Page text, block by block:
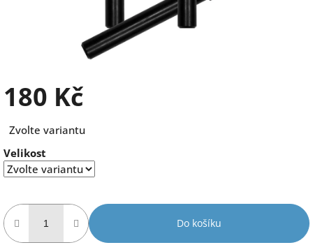
180 Kč
cena:
Zvolte variantu
Velikost
Do košíku